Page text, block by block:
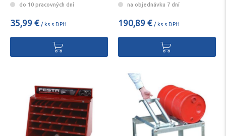
do 10 pracovných dní
35,99 € / ks s DPH
na objednávku 7 dní
190,89 € / ks s DPH